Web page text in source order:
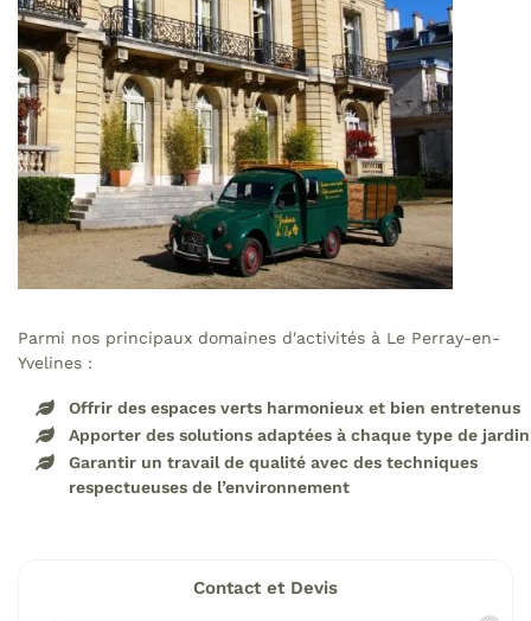
Parmi nos principaux domaines d'activités à Le Perray-en-
Yvelines :
Offrir des espaces verts harmonieux et bien entretenus
Apporter des solutions adaptées à chaque type de jardin
Garantir un travail de qualité avec des techniques
respectueuses de l’environnement
Contact et Devis